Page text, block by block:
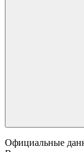
Официальные